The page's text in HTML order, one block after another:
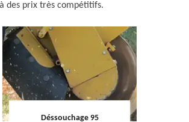
des prix très compétitifs.
Déssouchage 95